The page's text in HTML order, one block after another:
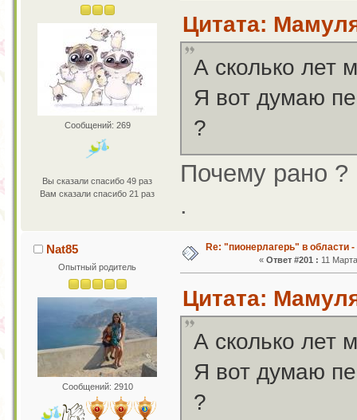
Сообщений: 269
Вы сказали спасибо 49 раз
Вам сказали спасибо 21 раз
Цитата:
А сколько лет
Я вот думаю
?
Почему рано
.
Nat85
Опытный родитель
Сообщений: 2910
Re: "пионерлагерь" в области -
«Ответ #201 : 11
Цитата:
А сколько лет
Я вот думаю
?